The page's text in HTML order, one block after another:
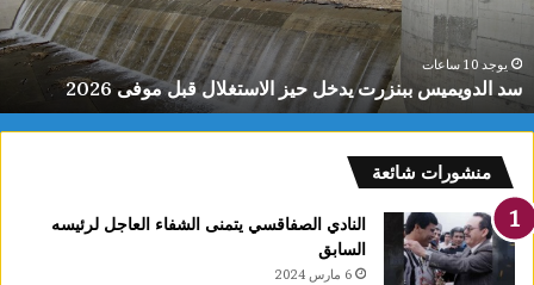
س
ب
ب
ر
ت
يوجد 10 ساعات
سد الدويميس ببنزرت يدخل حيز الاستغلال قبل موفى 2026
منشورات شائعة
النادي الصفاقسي يتمنى الشفاء العاجل لرئيسه
السابق
6 مارس 2024